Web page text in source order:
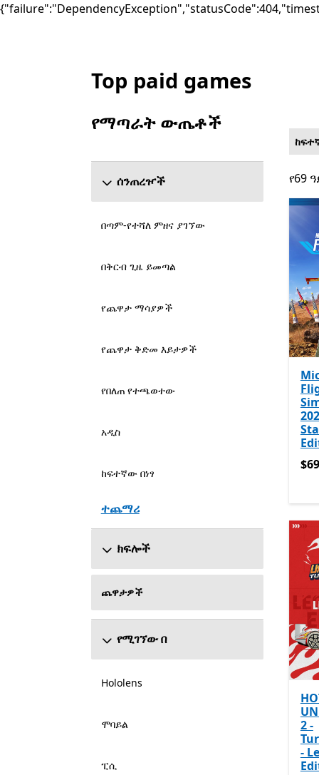
List Microsoft.com
Top paid games
የማጣራት ውጤቶች
ሰንጠረዦች
በጣም-የተሻለ ምዘና ያገኘው
በቅርብ ጊዜ ይመጣል
የጨዋታ ማሳያዎች
የጨዋታ ቅድመ እይታዎች
የበለጠ የተጫወተው
አዲስ
ከፍተኛው በነፃ
ተጨማሪ
ክፍሎች
ጨዋታዎች
የሚገኘው በ
Hololens
ሞባይል
ፒሲ
የ69
የ69
2 -
-